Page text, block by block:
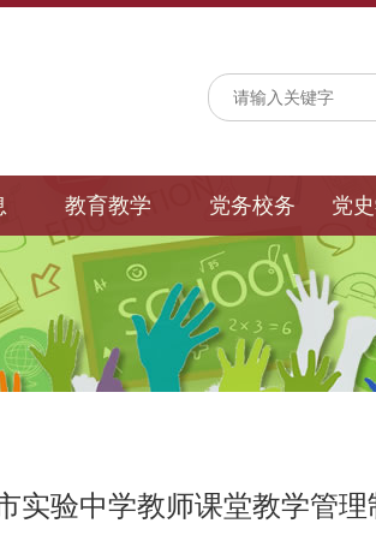
教育教学 党务校务 党
实验中学教师课堂教学管理